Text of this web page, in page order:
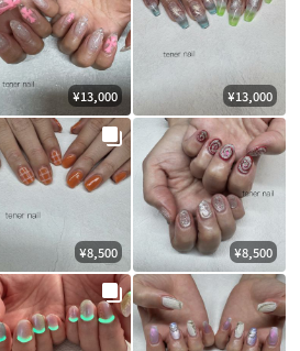
¥13,000 ¥13,000
¥8,500 ¥8,500